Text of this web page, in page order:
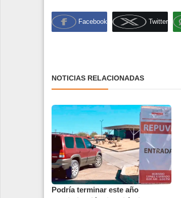
Facebook Twitter
NOTICIAS RELACIONADAS
Podría terminar este año